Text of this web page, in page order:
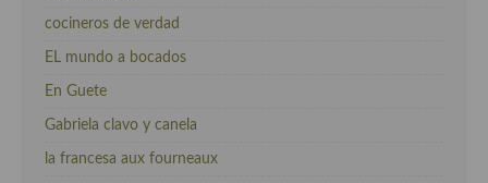
cocineros de verdad
EL mundo a bocados
En Guete
Gabriela clavo y canela
la francesa aux fourneaux